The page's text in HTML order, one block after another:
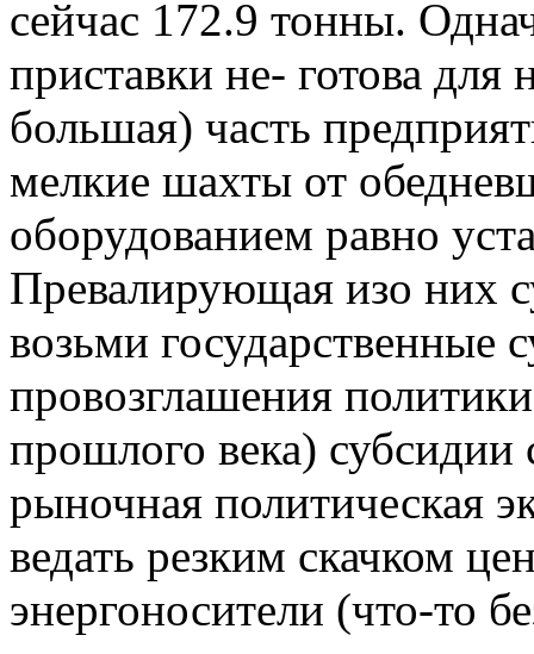
сейчас 172.9 тонны.
приставки не- готова для
большая) часть
мелкие шахты от
оборудованием равно
Превалирующая изо них
возьми государственные
провозглашения
прошлого века)
рыночная политическая
ведать резким скачком
энергоносители (что-то